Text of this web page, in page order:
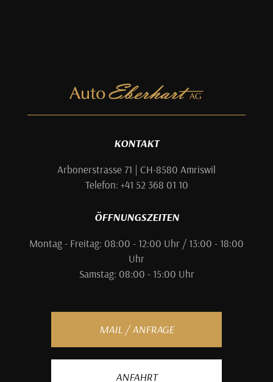
KONTAKT
Arbonerstrasse 71 | CH-8580 Amriswil
Telefon: +41 52 368 01 10
ÖFFNUNGSZEITEN
Montag - Freitag: 08:00 - 12:00 Uhr / 13:00 - 18:00
Uhr
Samstag: 08:00 - 15:00 Uhr
MAIL / ANFRAGE
ANFAHRT